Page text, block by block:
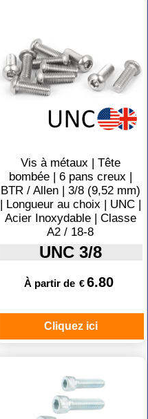
Vis à métaux | Tête
bombée | 6 pans creux |
BTR / Allen | 3/8 (9,52 mm)
| Longueur au choix | UNC |
Acier Inoxydable | Classe
A2 / 18-8
UNC 3/8
À partir de € 6.80
Cliquez ici